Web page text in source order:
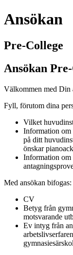
Ansökan
Pre-College
Ansökan
Välkommen med Din
Fyll, förutom dina
Vilket
Information om
på ditt
önskar
Information om
Med ansökan bifogas:
CV
Betyg från
motsvarande
Ev intyg från